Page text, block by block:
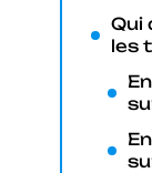
Qui
les